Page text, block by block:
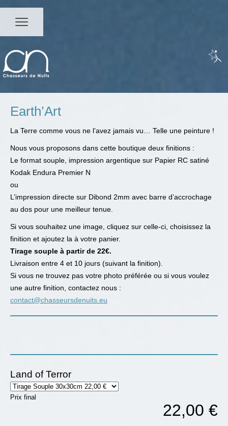
Earth’Art
La Terre comme vous ne l’avez jamais vu… Telle une peinture !
Nous vous proposons dans cette boutique deux finitions :
Le format souple, impression argentique sur Papier RC satiné
Kodak Endura Premier N
ou
L’impression directe sur Dibond 2mm avec barre d’accrochage
au dos pour une meilleur tenue.
Si vous souhaitez une image, cliquez sur celle-ci, choisissez la
finition et ajoutez la à votre panier.
Tirage souple à partir de 22€.
Livraison entre 4 et 10 jours (suivant la finition).
Si vous ne trouvez pas votre photo préférée ou si vous voulez
une autre finition, contactez nous :
contact@chasseursdenuits.eu
Land of Terror
22,00 €
Prix final